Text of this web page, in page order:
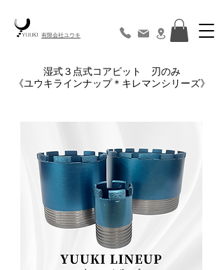
​有限会社ユウキ
湿式３点式コアビット 刃のみ
《ユウキラインナップ＊キレマンシリーズ》